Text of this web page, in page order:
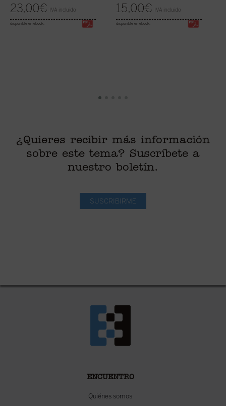
23,00€ IVA incluido
disponible en ebook:
15,00€ IVA incluido
disponible en ebook:
¿Quieres recibir más información
sobre este tema? Suscríbete a
nuestro boletín.
SUSCRIBIRME
ENCUENTRO
Quiénes somos